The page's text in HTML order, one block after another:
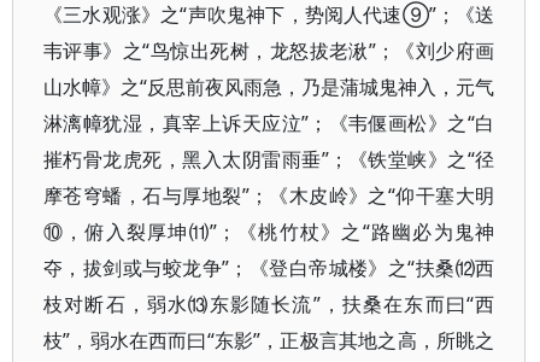
《三水观涨》之“声吹鬼神下，势阅人代速⑨”；《送
韦评事》之“鸟惊出死树，龙怒拔老湫”；《刘少府画
山水幛》之“反思前夜风雨急，乃是蒲城鬼神入，元气
淋漓幛犹湿，真宰上诉天应泣”；《韦偃画松》之“白
摧朽骨龙虎死，黑入太阴雷雨垂”；《铁堂峡》之“径
摩苍穹蟠，石与厚地裂”；《木皮岭》之“仰干塞大明
⑩，俯入裂厚坤⑾”；《桃竹杖》之“路幽必为鬼神
夺，拔剑或与蛟龙争”；《登白帝城楼》之“扶桑⑿西
枝对断石，弱水⒀东影随长流”，扶桑在东而曰“西
枝”，弱水在西而曰“东影”，正极言其地之高，所眺之